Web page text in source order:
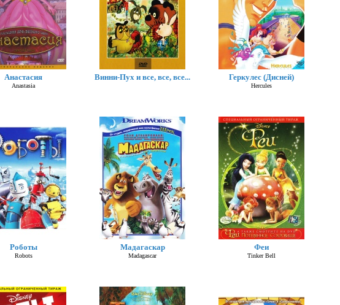
В чужой шкуре (2026)
Анастасия
Anastasia
Винни-Пух и все, все, все... Геркулес (Дисней)
Hercules
Роботы
Robots
Мадагаскар
Madagascar
Феи
Tinker Bell